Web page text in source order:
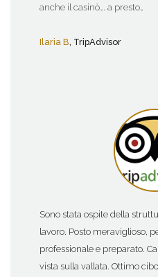
anche il casinò…. a presto…
Ilaria B , TripAdvisor
Sono stata ospite della
lavoro. Posto meraviglioso,
professionale e preparato.
vista sulla vallata. Ottimo